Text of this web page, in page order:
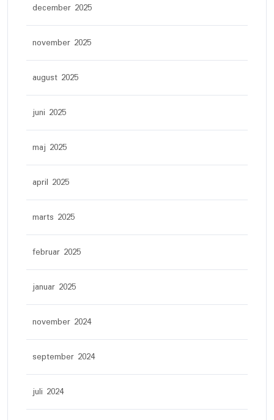
december 2025
november 2025
august 2025
juni 2025
maj 2025
april 2025
marts 2025
februar 2025
januar 2025
november 2024
september 2024
juli 2024